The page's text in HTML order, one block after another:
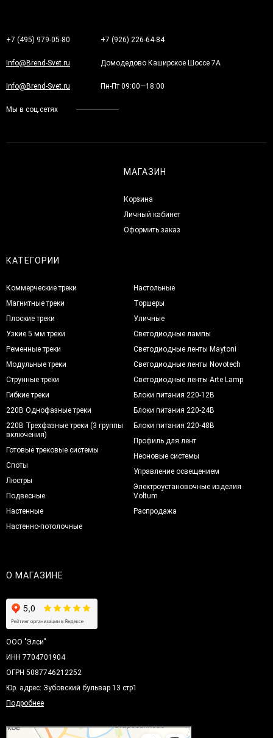
+7 (495) 979-05-80 +7 (926) 226-64-84
Info@Brend-Svet.ru Домодедово Каширское Шоссе 7А
Info@Brend-Svet.ru Пн-Пт 09:00—18:00
Мы в соц.сетях
МАГАЗИН
Корзина
Личный кабинет
Оформить заказ
КАТЕГОРИИ
Коммерческие треки
Магнитные треки
Плоские треки
Узкие 5 мм треки
Ременные треки
Модульные треки
Струнные треки
Гибкие треки
220В Однофазные треки
220В Трехфазные треки (3 группы
включения)
Готовые трековые системы
Споты
Люстры
Подвесные
Настенные
Настенно-потолочные
Настольные
Торшеры
Уличные
Светодиодные лампы
Светодиодные ленты Maytoni
Светодиодные ленты Novotech
Светодиодные ленты Arte Lamp
Блоки питания 220-12В
Блоки питания 220-24В
Блоки питания 220-48В
Профиль для лент
Неоновые системы
Управление освещением
Электроустановочные изделия
Voltum
Распродажа
О МАГАЗИНЕ
ООО "Элси"
ИНН 7704701904
ОГРН 5087746212252
Юр. адрес: Зубовский бульвар 13 стр1
Подробнее